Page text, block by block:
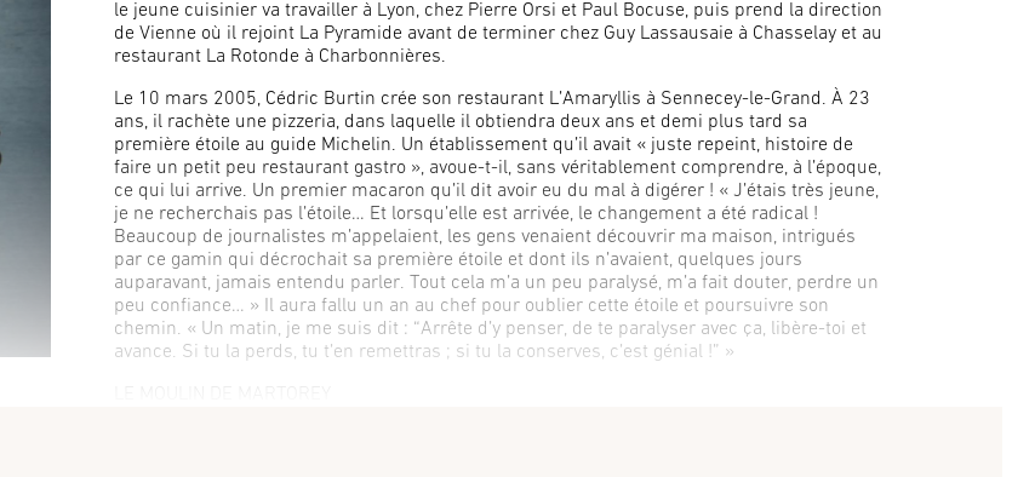
le jeune cuisinier va travailler à Lyon, chez Pierre Orsi et Paul Bocuse, puis prend la direction
de Vienne où il rejoint La Pyramide avant de terminer chez Guy Lassausaie à Chasselay et au
restaurant La Rotonde à Charbonnières.
Le 10 mars 2005, Cédric Burtin crée son restaurant L’Amaryllis à Sennecey-le-Grand. À 23
ans, il rachète une pizzeria, dans laquelle il obtiendra deux ans et demi plus tard sa
première étoile au guide Michelin. Un établissement qu’il avait « juste repeint, histoire de
faire un petit peu restaurant gastro », avoue-t-il, sans véritablement comprendre, à l’époque,
ce qui lui arrive. Un premier macaron qu’il dit avoir eu du mal à digérer ! « J’étais très jeune,
je ne recherchais pas l’étoile… Et lorsqu’elle est arrivée, le changement a été radical !
Beaucoup de journalistes m’appelaient, les gens venaient découvrir ma maison, intrigués
par ce gamin qui décrochait sa première étoile et dont ils n’avaient, quelques jours
auparavant, jamais entendu parler. Tout cela m’a un peu paralysé, m’a fait douter, perdre un
peu confiance… » Il aura fallu un an au chef pour oublier cette étoile et poursuivre son
chemin. « Un matin, je me suis dit : “Arrête d’y penser, de te paralyser avec ça, libère-toi et
avance. Si tu la perds, tu t’en remettras ; si tu la conserves, c’est génial !” »